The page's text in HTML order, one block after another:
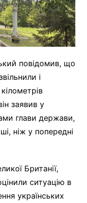
повідомив, що
і
заявив у
глави держави,
ніж у попередні
Британії,
ситуацію в
українських